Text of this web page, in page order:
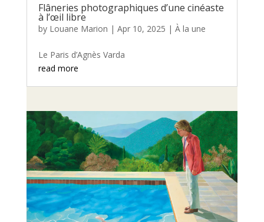
Flâneries photographiques d’une cinéaste
à l’œil libre
by Louane Marion | Apr 10, 2025 | À la une
Le Paris d’Agnès Varda
read more